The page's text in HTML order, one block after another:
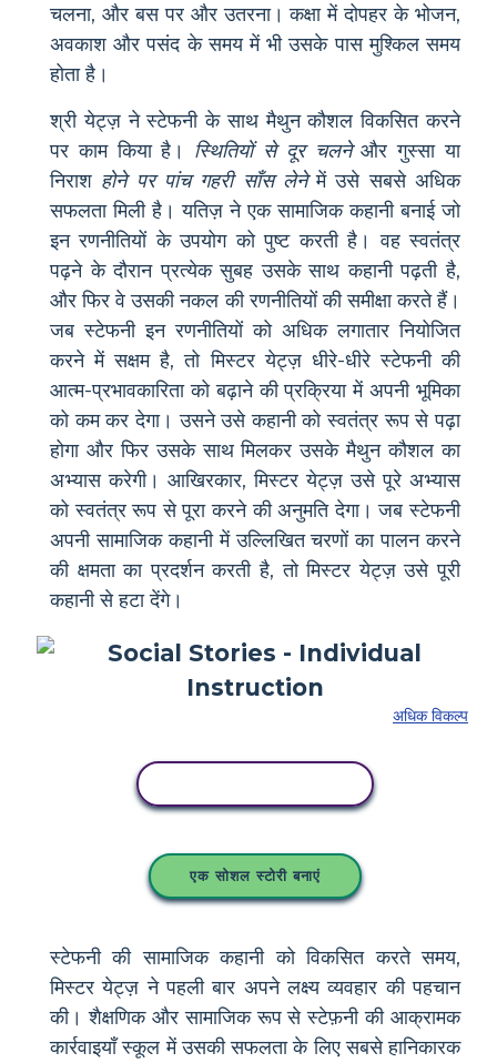
चलना, और बस पर और उतरना। कक्षा में दोपहर के भोजन,
अवकाश और पसंद के समय में भी उसके पास मुश्किल समय
होता है।
श्री येट्ज़ ने स्टेफनी के साथ मैथुन कौशल विकसित करने
पर काम किया है। स्थितियों से दूर चलनेऔर गुस्सा या
निराश होने पर पांच गहरी साँस लेनेमें उसे सबसे अधिक
सफलता मिली है। यतिज़ ने एक सामाजिक कहानी बनाई जो
इन रणनीतियों के उपयोग को पुष्ट करती है। वह स्वतंत्र
पढ़ने के दौरान प्रत्येक सुबह उसके साथ कहानी पढ़ती है,
और फिर वे उसकी नकल की रणनीतियों की समीक्षा करते हैं।
जब स्टेफनी इन रणनीतियों को अधिक लगातार नियोजित
करने में सक्षम है, तो मिस्टर येट्ज़ धीरे-धीरे स्टेफनी की
आत्म-प्रभावकारिता को बढ़ाने की प्रक्रिया में अपनी भूमिका
को कम कर देगा। उसने उसे कहानी को स्वतंत्र रूप से पढ़ा
होगा और फिर उसके साथ मिलकर उसके मैथुन कौशल का
अभ्यास करेगी। आखिरकार, मिस्टर येट्ज़ उसे पूरे अभ्यास
को स्वतंत्र रूप से पूरा करने की अनुमति देगा। जब स्टेफनी
अपनी सामाजिक कहानी में उल्लिखित चरणों का पालन करने
की क्षमता का प्रदर्शन करती है, तो मिस्टर येट्ज़ उसे पूरी
कहानी से हटा देंगे।
अधिक विकल्प
एक सोशल स्टोरी बनाएं
स्टेफनी की सामाजिक कहानी को विकसित करते समय,
मिस्टर येट्ज़ ने पहली बार अपने लक्ष्य व्यवहार की पहचान
की। शैक्षणिक और सामाजिक रूप से स्टेफ़नी की आक्रामक
कार्रवाइयाँ स्कूल में उसकी सफलता के लिए सबसे हानिकारक